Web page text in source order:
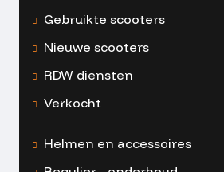
Gebruikte scooters
Nieuwe scooters
RDW diensten
Verkocht
Helmen en accessoires